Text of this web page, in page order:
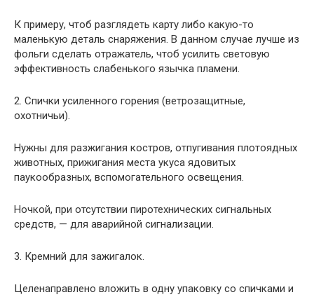
К примеру, чтоб разглядеть карту либо какую-то
маленькую деталь снаряжения. В данном случае лучше из
фольги сделать отражатель, чтоб усилить световую
эффективность слабенького язычка пламени.
2. Спички усиленного горения (ветрозащитные,
охотничьи).
Нужны для разжигания костров, отпугивания плотоядных
животных, прижигания места укуса ядовитых
паукообразных, вспомогательного освещения.
Ночкой, при отсутствии пиротехнических сигнальных
средств, — для аварийной сигнализации.
3. Кремний для зажигалок.
Целенаправлено вложить в одну упаковку со спичками и